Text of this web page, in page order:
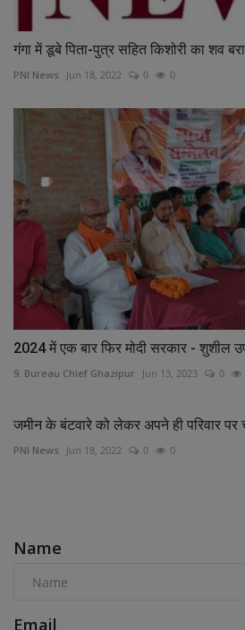
गंगा में डूबे पिता-पुत्र सहित किशोरी का शव
PNI News Jun 18, 2022 0 0
2024 में एक बार फिर मोदी सरकार - शुशील
9. Bureau Chief Ghazipur Jun 13, 2023 0
जमीन के बंटवारे को लेकर अपने ही परिवार
PNI News Jun 18, 2022 0 0
Name
Email